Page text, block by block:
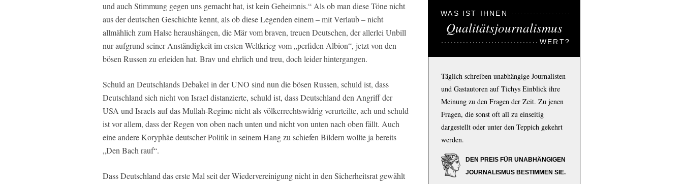
und auch Stimmung gegen uns gemacht hat, ist kein Geheimnis.“ Als ob man diese Töne nicht
aus der deutschen Geschichte kennt, als ob diese Legenden einem – mit Verlaub – nicht
allmählich zum Halse heraushängen, die Mär vom braven, treuen Deutschen, der allerlei Unbill
nur aufgrund seiner Anständigkeit im ersten Weltkrieg vom „perfiden Albion“, jetzt von den
bösen Russen zu erleiden hat. Brav und ehrlich und treu, doch leider hintergangen.
Schuld an Deutschlands Debakel in der UNO sind nun die bösen Russen, schuld ist, dass
Deutschland sich nicht von Israel distanzierte, schuld ist, dass Deutschland den Angriff der
USA und Israels auf das Mullah-Regime nicht als völkerrechtswidrig verurteilte, ach und schuld
ist vor allem, dass der Regen von oben nach unten und nicht von unten nach oben fällt. Auch
eine andere Koryphäe deutscher Politik in seinem Hang zu schiefen Bildern wollte ja bereits
„Den Bach rauf“.
Dass Deutschland das erste Mal seit der Wiedervereinigung nicht in den Sicherheitsrat gewählt
WAS IST IHNEN
Qualitätsjournalismus
WERT?
Täglich schreiben unabhängige Journalisten
und Gastautoren auf Tichys Einblick ihre
Meinung zu den Fragen der Zeit. Zu jenen
Fragen, die sonst oft all zu einseitig
dargestellt oder unter den Teppich gekehrt
werden.
DEN PREIS FÜR UNABHÄNGIGEN
JOURNALISMUS BESTIMMEN SIE.